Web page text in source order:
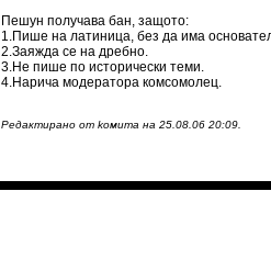
Пешун получава бан, защото:
1.Пише на латиница, без да има
2.Заяжда се на дребно.
3.Не пише по исторически теми.
4.Нарича модератора комсомолец.
Редактирано от koмитa на 25.08.06 20:09.